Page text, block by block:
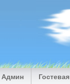
Админ Гостевая